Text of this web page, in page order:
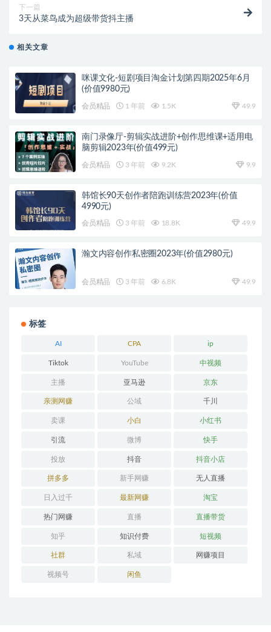
下一篇
3天从菜鸟成为超级带货抖主播
相关文章
咪课文化-短剧项目淘金计划第四期2025年6月
(价值9980元)
会员精品 1 年前 1.5K 49.9
南门录像厅-剪辑实战进阶+创作思维课+适用电
脑剪辑2023年(价值499元)
会员精品 3 年前 9.2K 9.9
韩馆长90天创作者陪跑训练营2023年(价值
4990元)
会员精品 3 年前 18.8K 49.9
瀚文内容创作私密圈2023年(价值2980元)
会员精品 3 年前 6.8K 49.9
标签
AI CPA ip
Tiktok YouTube 中视频
主播 亚马逊 京东
亲测网赚 公域 千川
卖课 小白 小红书
引流 微博 快手
投放 抖音 抖音小店
拼多多 新手网赚 无人直播
日入过千 最新网赚 淘宝
热门网赚 直播 直播带货
知乎 知识付费 短视频
社群 私域 网赚项目
视频号 闲鱼